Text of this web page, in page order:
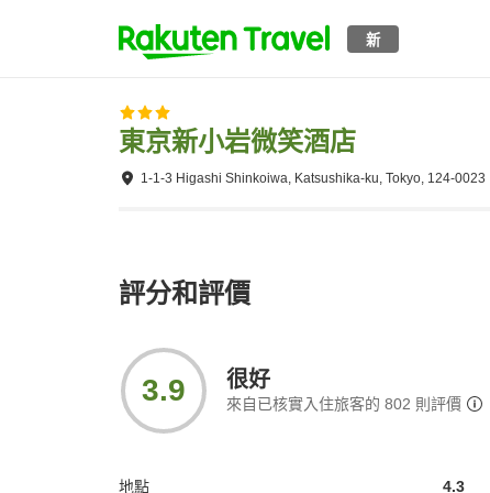
新
東京新小岩微笑酒店
1-1-3 Higashi Shinkoiwa, Katsushika-ku, Tokyo, 124-0023
評分和評價
3.9 很好
來自已核實入住旅客的 802 則評價
地點 4.3